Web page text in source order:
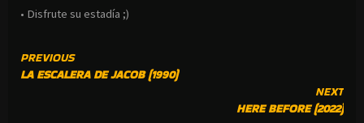
• Disfrute su estadía ;)
CONTINUE
READING
PREVIOUS
LA ESCALERA DE JACOB (1990)
NEXT
HERE BEFORE (2022)